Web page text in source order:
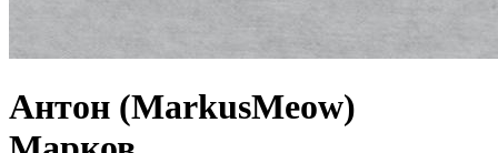
Антон (MarkusMeow)